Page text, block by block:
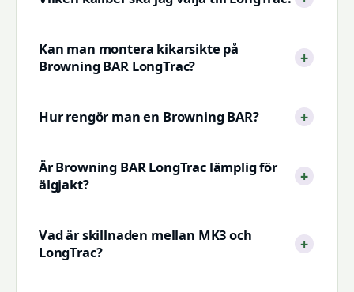
Kan man montera kikarsikte på
Browning BAR LongTrac?
Hur rengör man en Browning BAR?
Är Browning BAR LongTrac lämplig för
älgjakt?
Vad är skillnaden mellan MK3 och
LongTrac?